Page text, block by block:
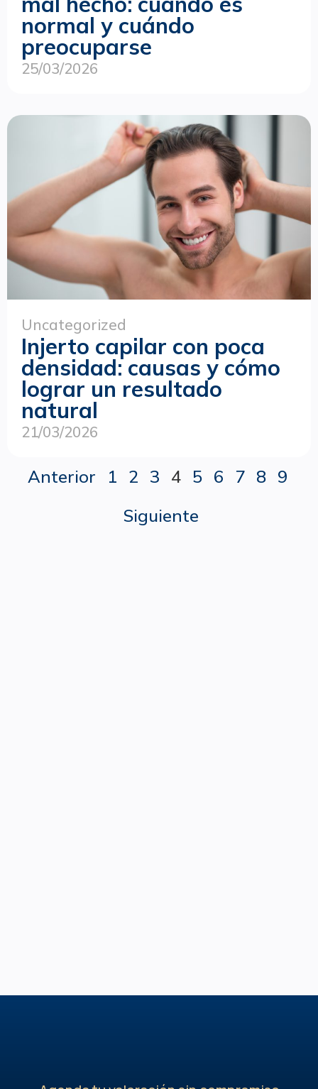
normal y cuándo
preocuparse
25/03/2026
Uncategorized
Injerto capilar con poca
densidad: causas y cómo
lograr un resultado
natural
21/03/2026
Anterior 1 2 3 4 5 6 7 8 9
Siguiente